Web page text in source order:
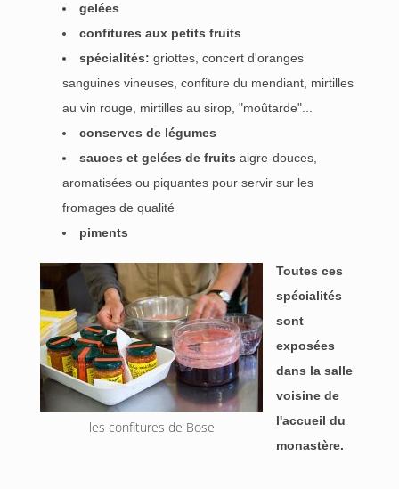
gelées
confitures aux petits fruits
spécialités: griottes, concert d'oranges
sanguines vineuses, confiture du mendiant, mirtilles
au vin rouge, mirtilles au sirop, "moûtarde"...
conserves de légumes
sauces et gelées de fruits aigre-douces,
aromatisées ou piquantes pour servir sur les
fromages de qualité
piments
les confitures de Bose
Toutes ces
spécialités
sont
exposées
dans la salle
voisine de
l'accueil du
monastère.